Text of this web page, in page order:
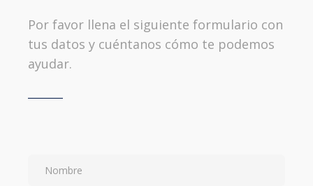
Por favor llena el siguiente formulario con
tus datos y cuéntanos cómo te podemos
ayudar.